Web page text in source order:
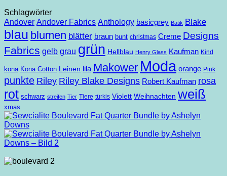
Schlagwörter
Andover Andover Fabrics Anthology basicgrey Batik Blake
blau blumen blätter braun bunt christmas Creme Designs
Fabrics gelb grau grün Hellblau Henry Glass Kaufman Kind
kona Kona Cotton Leinen lila Makower Moda orange Pink
punkte Riley Riley Blake Designs Robert Kaufman rosa
rot schwarz streifen Tier Tiere türkis Violett Weihnachten weiß
xmas